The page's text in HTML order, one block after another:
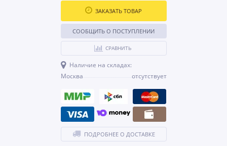
ЗАКАЗАТЬ ТОВАР
СООБЩИТЬ О ПОСТУПЛЕНИИ
СРАВНИТЬ
Наличие на складах:
Москва
отсутствует
ПОДРОБНЕЕ О ДОСТАВКЕ